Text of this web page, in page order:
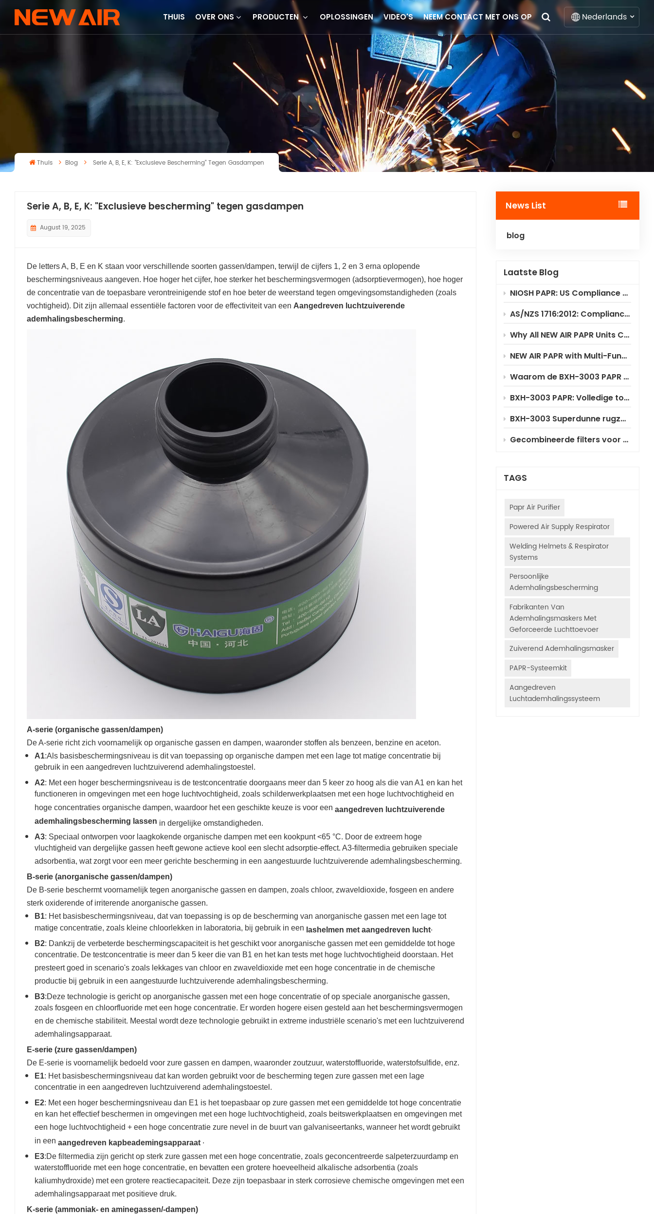
THUIS OVER ONS PRODUCTEN OPLOSSINGEN VIDEO'S NEEM CONTACT MET ONS OP Nederlands
Español
Português
Thuis Blog Serie A, B, E, K: "Exclusieve Bescherming" Tegen Gasdampen
News List
blog
Laatste Blog
NIOSH PAPR: US Compliance & Testing Requirements
AS/NZS 1716:2012: Compliance Standard for PAPR Respirators
Why All NEW AIR PAPR Units Choose RILSA NB1024 for Certification?
NEW AIR PAPR with Multi-Functional Flip-Up Welding Helmet
Waarom de BXH-3003 PAPR aanzienlijke kostenbesparingen oplevert
BXH-3003 PAPR: Volledige toepassingsscenario-analyse
BXH-3003 Superdunne rugzakstijl PAPR
Gecombineerde filters voor ademhalingsbescherming met geforceerde luchttoevoer (PAPR) voor autospuiten: selectie, principes en gebruiksaanwijzing
TAGS
Papr Air Purifier
Powered Air Supply Respirator
Welding Helmets & Respirator
Systems
Persoonlijke
Ademhalingsbescherming
Fabrikanten Van
Ademhalingsmaskers Met
Geforceerde Luchttoevoer
Zuiverend Ademhalingsmasker
PAPR-Systeemkit
Aangedreven
Luchtademhalingssysteem
Serie A, B, E, K: "Exclusieve bescherming" tegen gasdampen
August 19, 2025
De letters A, B, E en K staan ​​voor verschillende soorten gassen/dampen, terwijl de cijfers 1, 2 en 3 erna oplopende
beschermingsniveaus aangeven. Hoe hoger het cijfer, hoe sterker het beschermingsvermogen (adsorptievermogen), hoe hoger
de concentratie van de toepasbare verontreinigende stof en hoe beter de weerstand tegen omgevingsomstandigheden (zoals
vochtigheid). Dit zijn allemaal essentiële factoren voor de effectiviteit van een Aangedreven luchtzuiverende
ademhalingsbescherming.
A-serie (organische gassen/dampen)
De A-serie richt zich voornamelijk op organische gassen en dampen, waaronder stoffen als benzeen, benzine en aceton.
A1:Als basisbeschermingsniveau is dit van toepassing op organische dampen met een lage tot matige concentratie bij
gebruik in een aangedreven luchtzuiverend ademhalingstoestel.
A2: Met een hoger beschermingsniveau is de testconcentratie doorgaans meer dan 5 keer zo hoog als die van A1 en kan het
functioneren in omgevingen met een hoge luchtvochtigheid, zoals schilderwerkplaatsen met een hoge luchtvochtigheid en
hoge concentraties organische dampen, waardoor het een geschikte keuze is voor een aangedreven luchtzuiverende
ademhalingsbescherming lassen in dergelijke omstandigheden.
A3: Speciaal ontworpen voor laagkokende organische dampen met een kookpunt <65 °C. Door de extreem hoge
vluchtigheid van dergelijke gassen heeft gewone actieve kool een slecht adsorptie-effect. A3-filtermedia gebruiken speciale
adsorbentia, wat zorgt voor een meer gerichte bescherming in een aangestuurde luchtzuiverende ademhalingsbescherming.
B-serie (anorganische gassen/dampen)
De B-serie beschermt voornamelijk tegen anorganische gassen en dampen, zoals chloor, zwaveldioxide, fosgeen en andere
sterk oxiderende of irriterende anorganische gassen.
B1: Het basisbeschermingsniveau, dat van toepassing is op de bescherming van anorganische gassen met een lage tot
matige concentratie, zoals kleine chloorlekken in laboratoria, bij gebruik in een lashelmen met aangedreven lucht.​
B2: Dankzij de verbeterde beschermingscapaciteit is het geschikt voor anorganische gassen met een gemiddelde tot hoge
concentratie. De testconcentratie is meer dan 5 keer die van B1 en het kan tests met hoge luchtvochtigheid doorstaan. Het
presteert goed in scenario's zoals lekkages van chloor en zwaveldioxide met een hoge concentratie in de chemische
productie bij gebruik in een aangestuurde luchtzuiverende ademhalingsbescherming.
B3:Deze technologie is gericht op anorganische gassen met een hoge concentratie of op speciale anorganische gassen,
zoals fosgeen en chloorfluoride met een hoge concentratie. Er worden hogere eisen gesteld aan het beschermingsvermogen
en de chemische stabiliteit. Meestal wordt deze technologie gebruikt in extreme industriële scenario's met een luchtzuiverend
ademhalingsapparaat.
E-serie (zure gassen/dampen)
De E-serie is voornamelijk bedoeld voor zure gassen en dampen, waaronder zoutzuur, waterstoffluoride, waterstofsulfide, enz.
E1: Het basisbeschermingsniveau dat kan worden gebruikt voor de bescherming tegen zure gassen met een lage
concentratie in een aangedreven luchtzuiverend ademhalingstoestel.
E2: Met een hoger beschermingsniveau dan E1 is het toepasbaar op zure gassen met een gemiddelde tot hoge concentratie
en kan het effectief beschermen in omgevingen met een hoge luchtvochtigheid, zoals beitswerkplaatsen en omgevingen met
een hoge luchtvochtigheid + een hoge concentratie zure nevel in de buurt van galvaniseertanks, wanneer het wordt gebruikt
in een aangedreven kapbeademingsapparaat.​
E3:De filtermedia zijn gericht op sterk zure gassen met een hoge concentratie, zoals geconcentreerde salpeterzuurdamp en
waterstoffluoride met een hoge concentratie, en bevatten een grotere hoeveelheid alkalische adsorbentia (zoals
kaliumhydroxide) met een grotere reactiecapaciteit. Deze zijn toepasbaar in sterk corrosieve chemische omgevingen met een
ademhalingsapparaat met positieve druk.
K-serie (ammoniak- en aminegassen/-dampen)